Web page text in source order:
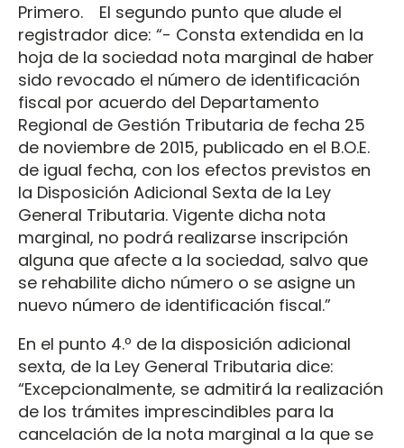
Primero. El segundo punto que alude el
registrador dice: “- Consta extendida en la
hoja de la sociedad nota marginal de haber
sido revocado el número de identificación
fiscal por acuerdo del Departamento
Regional de Gestión Tributaria de fecha 25
de noviembre de 2015, publicado en el B.O.E.
de igual fecha, con los efectos previstos en
la Disposición Adicional Sexta de la Ley
General Tributaria. Vigente dicha nota
marginal, no podrá realizarse inscripción
alguna que afecte a la sociedad, salvo que
se rehabilite dicho número o se asigne un
nuevo número de identificación fiscal.”
En el punto 4.º de la disposición adicional
sexta, de la Ley General Tributaria dice:
“Excepcionalmente, se admitirá la realización
de los trámites imprescindibles para la
cancelación de la nota marginal a la que se